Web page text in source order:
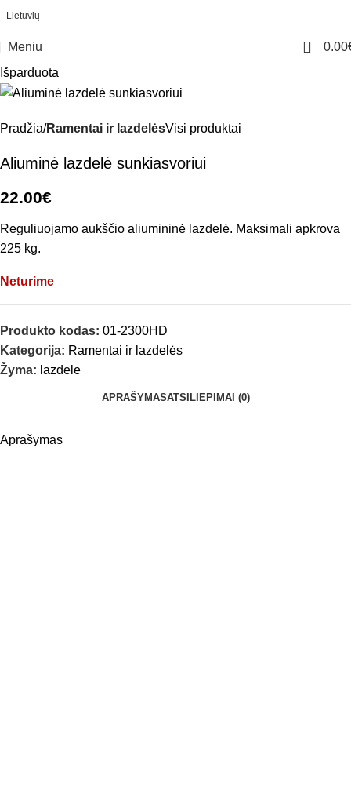
Lietuvių
Meniu 0 0.00
Išparduota
Pradžia Ramentai ir lazdelėsVisi produktai
Aliuminė lazdelė sunkiasvoriui
22.00€
Reguliuojamo aukščio aliumininė lazdelė. Maksimali apkrova
225 kg.
Neturime
Produkto kodas: 01-2300HD
Kategorija: Ramentai ir lazdelės
Žyma: lazdele
APRAŠYMASATSILIEPIMAI (0)
Aprašymas